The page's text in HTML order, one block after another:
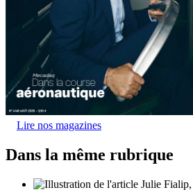
Lire nos magazines
Dans la même rubrique